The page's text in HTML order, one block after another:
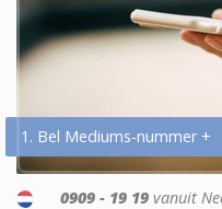
1. Bel Mediums-nummer +
0909 - 19 19 vanuit